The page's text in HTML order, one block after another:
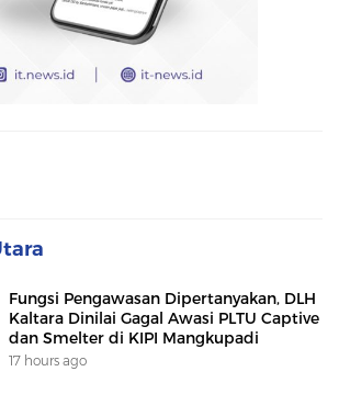
Fungsi Pengawasan Dipertanyakan, DLH
Kaltara Dinilai Gagal Awasi PLTU Captive
dan Smelter di KIPI Mangkupadi
17 hours ago